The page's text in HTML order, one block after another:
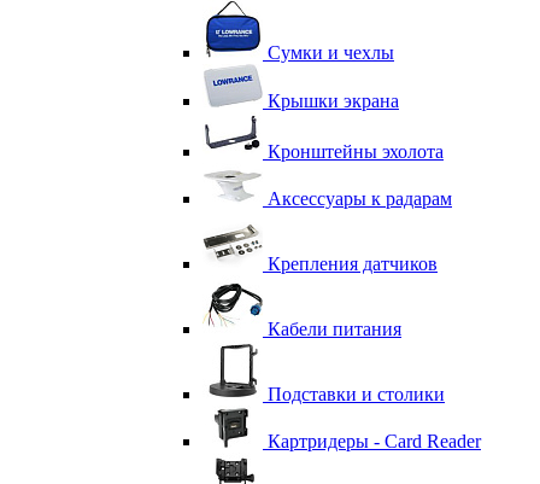
Сумки и чехлы
Крышки экрана
Кронштейны эхолота
Аксессуары к радарам
Крепления датчиков
Кабели питания
Подставки и столики
Картридеры - Card Reader